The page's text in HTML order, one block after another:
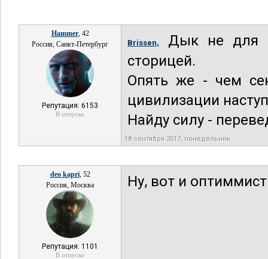
Hammer, 42
Россия, Санкт-Петербург
Репутация: 6153
В отпуске
Brissen,
Дык не для
сторицей.
Опять же - чем
цивилизации
Найду силу -
18 сентября 2017, понедельник
deo kapri, 52
Россия, Москва
Репутация: 1101
В отпуске
Ну, вот и